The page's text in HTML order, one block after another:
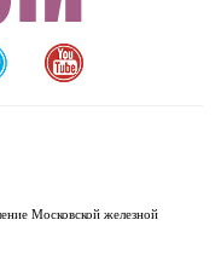
Московской железной